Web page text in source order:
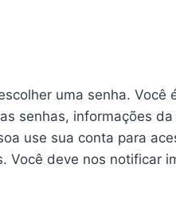
uma senha. Você
senhas, informações
use sua conta para
Você deve nos notificar